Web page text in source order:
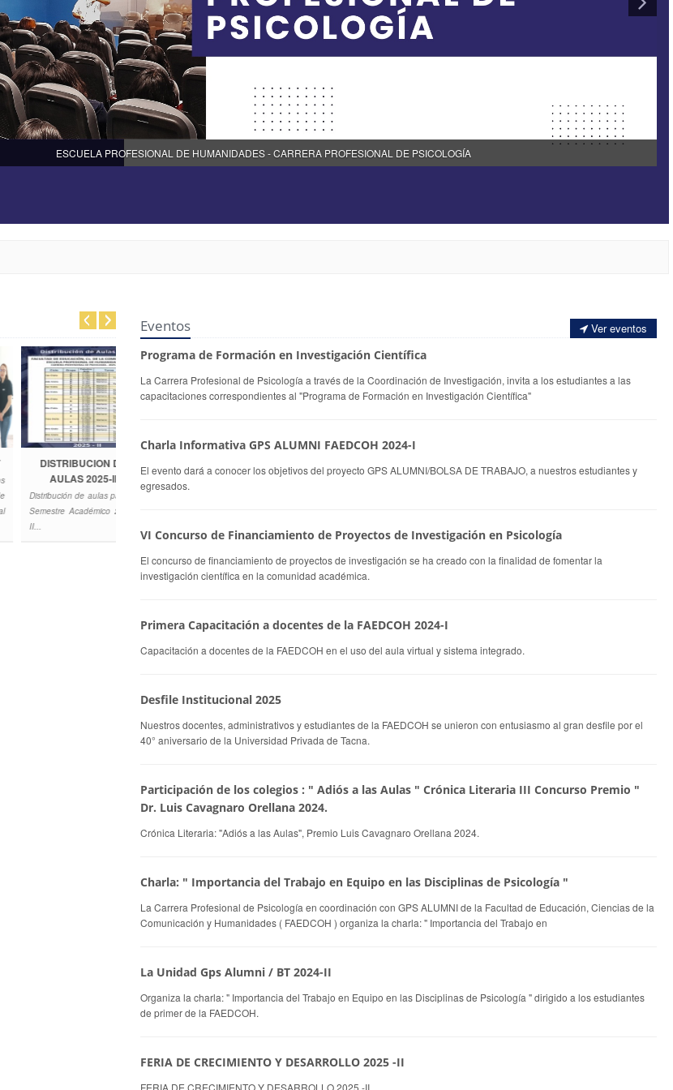
ESCUELA PROFESIONAL DE HUMANIDADES - CARRERA PROFESIONAL DE PSICOLOGÍA
DISTRIBUCION DE
AULAS 2025-II
Distribución de aulas para el
Semestre Académico 2025-
RESPONSABILIDAD
SOCIAL
TARATA
Participación de los
estudiantes de la Carrera
FAEDCOH
CARRERA
Académico 2024-II...
CACHIMBOS 2024-II
estudiantes...
Eventos
Ver eventos
Programa de Formación en Investigación Científica
La Carrera Profesional de Psicología a través de la Coordinación de Investigación, invita a los estudiantes a las
capacitaciones correspondientes al "Programa de Formación en Investigación Científica"
Charla Informativa GPS ALUMNI FAEDCOH 2024-I
El evento dará a conocer los objetivos del proyecto GPS ALUMNI/BOLSA DE TRABAJO, a nuestros estudiantes y
egresados.
VI Concurso de Financiamiento de Proyectos de Investigación en Psicología
El concurso de financiamiento de proyectos de investigación se ha creado con la finalidad de fomentar la
investigación científica en la comunidad académica.
Primera Capacitación a docentes de la FAEDCOH 2024-I
Capacitación a docentes de la FAEDCOH en el uso del aula virtual y sistema integrado.
Desfile Institucional 2025
Nuestros docentes, administrativos y estudiantes de la FAEDCOH se unieron con entusiasmo al gran desfile por el
40° aniversario de la Universidad Privada de Tacna.
Participación de los colegios : " Adiós a las Aulas " Crónica Literaria III Concurso Premio "
Dr. Luis Cavagnaro Orellana 2024.
Crónica Literaria: "Adiós a las Aulas", Premio Luis Cavagnaro Orellana 2024.
Charla: " Importancia del Trabajo en Equipo en las Disciplinas de Psicología "
La Carrera Profesional de Psicología en coordinación con GPS ALUMNI de la Facultad de Educación, Ciencias de la
Comunicación y Humanidades ( FAEDCOH ) organiza la charla: " Importancia del Trabajo en
La Unidad Gps Alumni / BT 2024-II
Organiza la charla: " Importancia del Trabajo en Equipo en las Disciplinas de Psicología " dirigido a los estudiantes
de primer de la FAEDCOH.
FERIA DE CRECIMIENTO Y DESARROLLO 2025 -II
FERIA DE CRECIMIENTO Y DESARROLLO 2025 -II